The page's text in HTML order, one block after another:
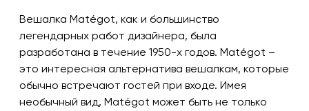
Вешалка Matégot, как и большинство
легендарных работ дизайнера, была
разработана в течение 1950-х годов. Matégot –
это интересная альтернатива вешалкам, которые
обычно встречают гостей при входе. Имея
необычный вид, Matégot может быть не только